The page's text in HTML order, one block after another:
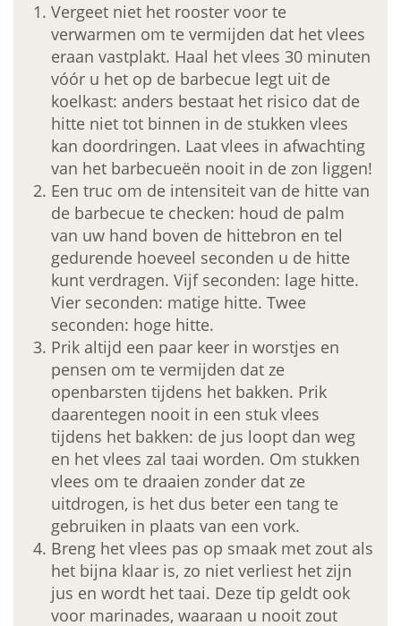
Vergeet niet het rooster voor te
verwarmen om te vermijden dat het vlees
eraan vastplakt. Haal het vlees 30 minuten
vóór u het op de barbecue legt uit de
koelkast: anders bestaat het risico dat de
hitte niet tot binnen in de stukken vlees
kan doordringen. Laat vlees in afwachting
van het barbecueën nooit in de zon liggen!
Een truc om de intensiteit van de hitte van
de barbecue te checken: houd de palm
van uw hand boven de hittebron en tel
gedurende hoeveel seconden u de hitte
kunt verdragen. Vijf seconden: lage hitte.
Vier seconden: matige hitte. Twee
seconden: hoge hitte.
Prik altijd een paar keer in worstjes en
pensen om te vermijden dat ze
openbarsten tijdens het bakken. Prik
daarentegen nooit in een stuk vlees
tijdens het bakken: de jus loopt dan weg
en het vlees zal taai worden. Om stukken
vlees om te draaien zonder dat ze
uitdrogen, is het dus beter een tang te
gebruiken in plaats van een vork.
Breng het vlees pas op smaak met zout als
het bijna klaar is, zo niet verliest het zijn
jus en wordt het taai. Deze tip geldt ook
voor marinades, waaraan u nooit zout